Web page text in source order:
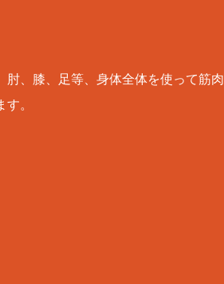
、膝、足等、身体全体を使って筋
。